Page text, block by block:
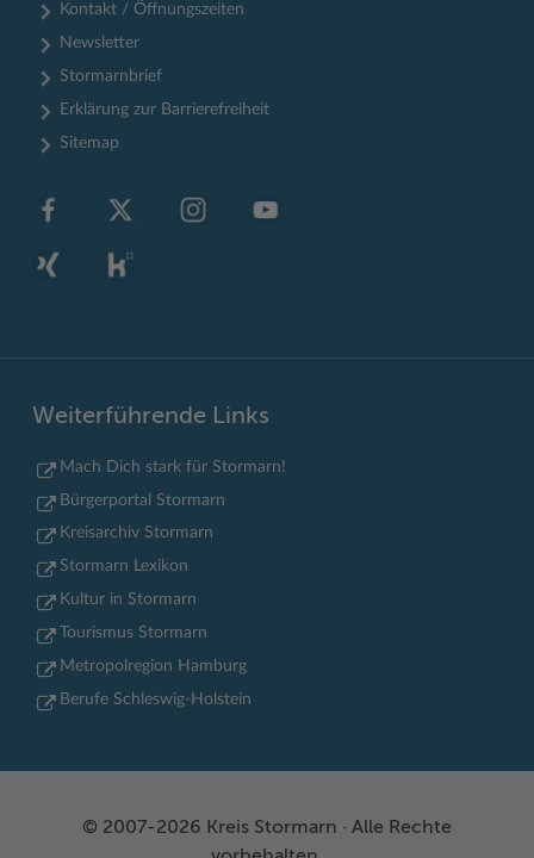
Kontakt / Öffnungszeiten
Newsletter
Stormarnbrief
Erklärung zur Barrierefreiheit
Sitemap
Weiterführende Links
Mach Dich stark für Stormarn!
Bürgerportal Stormarn
Kreisarchiv Stormarn
Stormarn Lexikon
Kultur in Stormarn
Tourismus Stormarn
Metropolregion Hamburg
Berufe Schleswig-Holstein
© 2007-2026 Kreis Stormarn · Alle Rechte